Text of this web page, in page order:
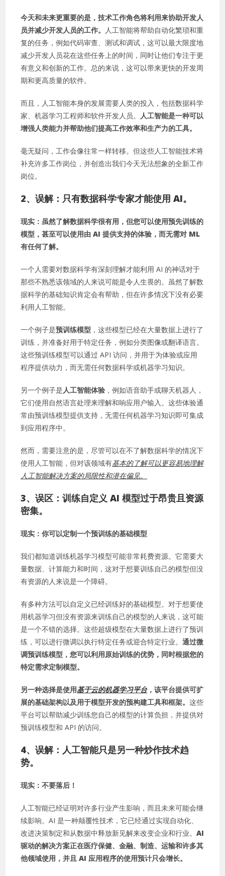
今天和未来更重要的是，技术工作角色将利用来协助开发人
员并减少开发人员的工作。 人工智能将帮助自动化繁琐和重
复的任务，例如代码审查、测试和调试，这可以最大限度地
减少开发人员花在这些任务上的时间，同时让他们专注于更
有意义和创新的工作。总的来说，这可以带来更快的开发周
期和更高质量的软件。
而且，人工智能本身的发展需要人类的投入，包括数据科学
家、机器学习工程师和软件开发人员。 人工智能是一种可以
增强人类能力并帮助他们提高工作效率和生产力的工具。
毫无疑问，工作会像往常一样转移。但这些人工智能技术将
补充许多工作岗位，并创造出我们今天无法想象的全新工作
岗位。
2、误解：只有数据科学专家才能使用 AI。
现实：虽然了解数据科学很有用，但您可以使用预先训练的
模型，甚至可以使用由 AI 提供支持的体验，而无需对 ML
有任何了解。
一个人需要对数据科学有深刻理解才能利用 AI 的神话对于
那些不熟悉该领域的人来说可能是令人生畏的。虽然了解数
据科学的基础知识肯定会有帮助，但在许多情况下没有必要
利用人工智能。
一个例子是预训练模型 ，这些模型已经在大量数据上进行了
训练，并准备好用于特定任务，例如分类图像或翻译语言。
这些预训练模型可以通过 API 访问，并用于为体验或应用
程序提供动力，而无需任何数据科学或机器学习知识。
另一个例子是人工智能体验 ，例如语音助手或聊天机器人，
它们使用自然语言处理来理解和响应用户输入。这些体验通
常由预训练模型提供支持，无需任何机器学习知识即可集成
到应用程序中。
然而，需要注意的是，尽管可以在不了解数据科学的情况下
使用人工智能，但对该领域有基本的了解可以更容易地理解
人工智能解决方案的局限性和潜在偏见。
3、误区：训练自定义 AI 模型过于昂贵且资源
密集。
现实：你可以定制一个预训练的基础模型
我们都知道训练机器学习模型可能非常耗费资源。它需要大
量数据、计算能力和时间，这对于想要训练自己的模型但没
有资源的人来说是一个障碍。
有多种方法可以自定义已经训练好的基础模型。对于想要使
用机器学习但没有资源来训练自己的模型的人来说，这可能
是一个不错的选择。这些超级模型在大量数据上进行了预训
练，可以进行微调以执行特定任务或迎合特定行业。通过微
调预训练模型，您可以利用原始训练的优势，同时根据您的
特定需求定制模型。
另一种选择是使用基于云的机器学习平台，该平台提供可扩
展的基础架构以及用于模型开发的预构建工具和框架。这些
平台可以帮助减少训练您自己的模型的计算负担，并提供对
预训练模型和 API 的访问。
4、误解：人工智能只是另一种炒作技术趋
势。
现实：不要落后！
人工智能已经证明对许多行业产生影响，而且未来可能会继
续影响。AI 是一种颠覆性技术，它已经通过实现自动化、
改进决策制定和从数据中释放新见解来改变企业和行业。AI
驱动的解决方案正在医疗保健、金融、制造、运输和许多其
他领域使用，并且 AI 应用程序的使用预计只会增长。